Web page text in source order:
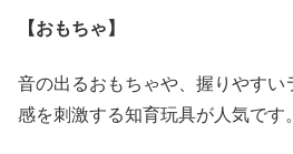
【おもちゃ】
音の出るおもちゃや、握りやすい
感を刺激する知育玩具が人気です。